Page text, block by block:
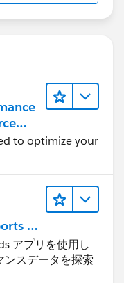
to optimize your
&
アプリを使用し
ンスデータを探索